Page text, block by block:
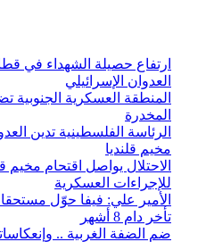
العدوان الإسرائيلي
المنطقة العسكرية الجنوبية
المخدرة
الرئاسة الفلسطينية تدين
مخيم قلنديا
الاحتلال يواصل اقتحام
للإجراءات العسكرية
الأمير علي: فيفا حوّل
تأخر دام 8 أشهر
ضم الضفة الغربية ..